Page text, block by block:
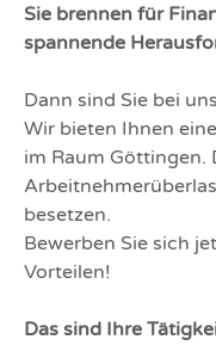
Sie brennen für
spannende
Dann sind Sie bei
Wir bieten Ihnen
im Raum Göttingen.
besetzen.
Bewerben Sie sich
Vorteilen!
Das sind Ihre